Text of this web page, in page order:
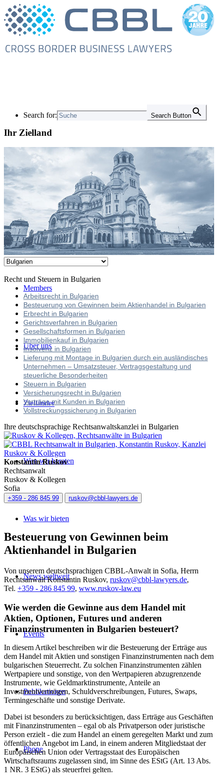
Search for: Search Button
mail@cbbl-lawyers.de
Tel. +49 - 7221 - 922 866 0
Members
Über uns
Zielländer
Wen wir beraten
Was wir bieten
News weltweit
Events
Publikationen
Phone
Ihr Zielland
Recht und Steuern in Bulgarien
Arbeitsrecht in Bulgarien
Besteuerung von Gewinnen beim Aktienhandel in Bulgarien
Erbrecht in Bulgarien
Gerichtsverfahren in Bulgarien
Gesellschaftsformen in Bulgarien
Immobilienkauf in Bulgarien
Insolvenz in Bulgarien
Lieferung mit Montage in Bulgarien durch ein ausländisches
Unternehmen – Umsatzsteuer, Vertragsgestaltung und
steuerliche Besonderheiten
Steuern in Bulgarien
Versicherungsrecht in Bulgarien
Verträge mit Kunden in Bulgarien
Vollstreckungssicherung in Bulgarien
Ihre deutschsprachige Rechtsanwaltskanzlei in Bulgarien
Konstantin Ruskov
Rechtsanwalt
Ruskov & Kollegen
Sofia
+359 - 286 845 99 ruskov@cbbl-lawyers.de
Besteuerung von Gewinnen beim
Aktienhandel in Bulgarien
Von unserem deutschsprachigen CBBL-Anwalt in Sofia, Herrn
Rechtsanwalt Konstantin Ruskov, ruskov@cbbl-lawyers.de,
Tel. +359 - 286 845 99, www.ruskov-law.eu
Wie werden die Gewinne aus dem Handel mit
Aktien, Optionen, Futures und anderen
Finanzinstrumenten in Bulgarien besteuert?
In diesem Artikel beschreiben wir die Besteuerung der Erträge aus
dem Handel mit Aktien und sonstigen Finanzinstrumenten nach dem
bulgarischen Steuerrecht. Zu solchen Finanzinstrumenten zählen
Wertpapiere und sonstige, von den Wertpapieren abzugrenzende
Instrumente, wie Geldmarktinstrumente, Anteile an
Investmentvermögen, Schuldverschreibungen, Futures, Swaps,
Termingeschäfte und sonstige Derivate.
Dabei ist besonders zu berücksichtigen, dass Erträge aus Geschäften
mit Finanzinstrumenten – egal ob als Privatperson oder juristische
Person erzielt - die zum Handel an einem geregelten Markt und zum
öffentlichen Angebot im Land, in einem anderen Mitgliedstaat der
Europäischen Union oder Vertragsstaat des Europäischen
Wirtschaftsraums zugelassen sind, im Sinne des EStG (Art. 13 Abs.
1 NR. 3 EStG) als steuerfrei gelten.